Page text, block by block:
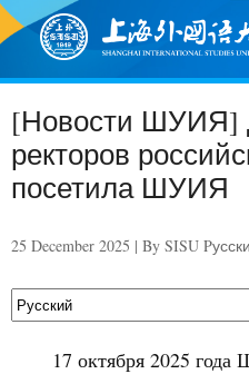
[Новости ШУИЯ]
ректоров
посетила ШУИЯ
25 December 2025 | By SISU
17 октября 2025